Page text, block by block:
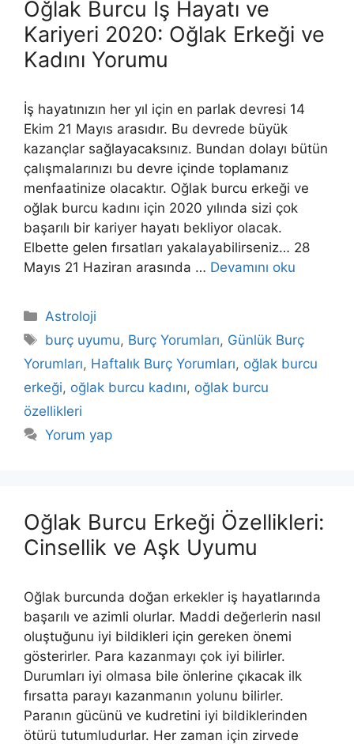
Oğlak Burcu İş Hayatı ve
Kariyeri 2020: Oğlak Erkeği ve
Kadını Yorumu
İş hayatınızın her yıl için en parlak devresi 14
Ekim 21 Mayıs arasıdır. Bu devrede büyük
kazançlar sağlayacaksınız. Bundan dolayı bütün
çalışmalarınızı bu devre içinde toplamanız
menfaatinize olacaktır. Oğlak burcu erkeği ve
oğlak burcu kadını için 2020 yılında sizi çok
başarılı bir kariyer hayatı bekliyor olacak.
Elbette gelen fırsatları yakalayabilirseniz… 28
Mayıs 21 Haziran arasında … Devamını oku
Kategoriler
Astroloji
Etiketler
burç uyumu, Burç Yorumları, Günlük Burç
Yorumları, Haftalık Burç Yorumları, oğlak burcu
erkeği, oğlak burcu kadını, oğlak burcu
özellikleri
Yorum yap
Oğlak Burcu Erkeği Özellikleri:
Cinsellik ve Aşk Uyumu
Oğlak burcunda doğan erkekler iş hayatlarında
başarılı ve azimli olurlar. Maddi değerlerin nasıl
oluştuğunu iyi bildikleri için gereken önemi
gösterirler. Para kazanmayı çok iyi bilirler.
Durumları iyi olmasa bile önlerine çıkacak ilk
fırsatta parayı kazanmanın yolunu bilirler.
Paranın gücünü ve kudretini iyi bildiklerinden
ötürü tutumludurlar. Her zaman için zirvede